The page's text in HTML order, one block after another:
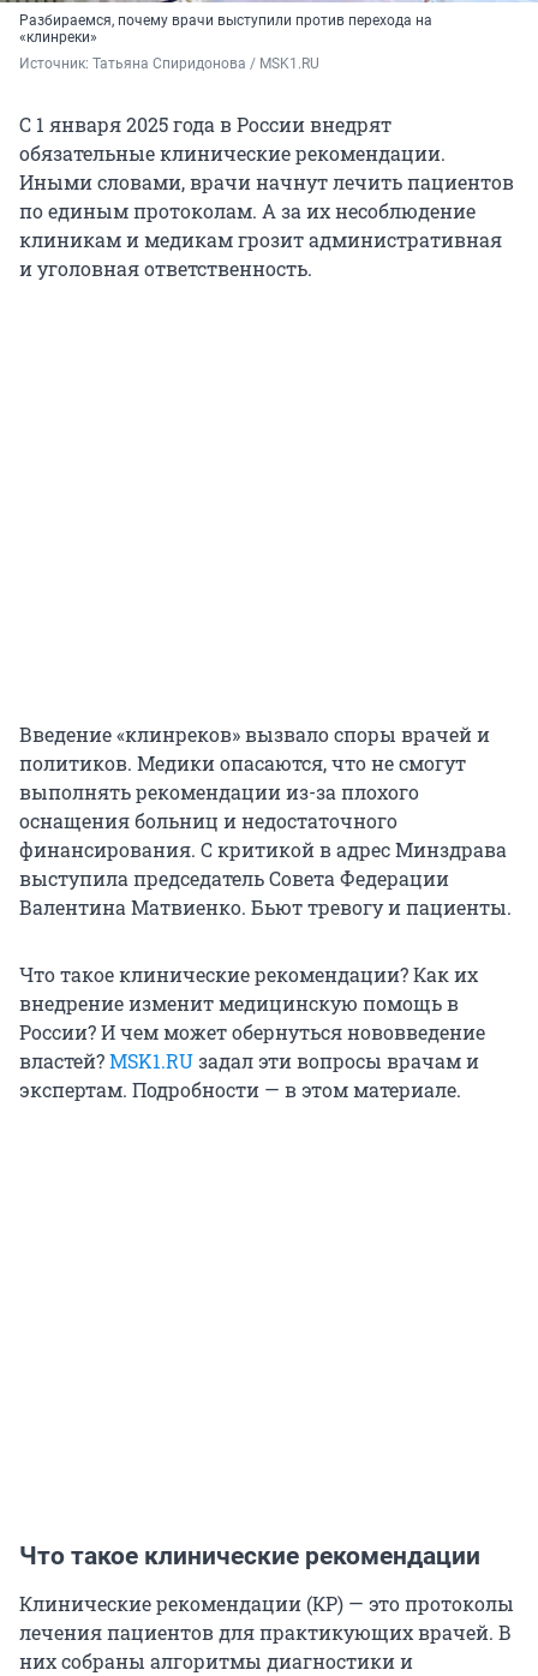
Разбираемся, почему врачи выступили против перехода на
«клинреки»
Источник: Татьяна Спиридонова / MSK1.RU
С 1 января 2025 года в России внедрят
обязательные клинические рекомендации.
Иными словами, врачи начнут лечить пациентов
по единым протоколам. А за их несоблюдение
клиникам и медикам грозит административная
и уголовная ответственность.
Введение «клинреков» вызвало споры врачей и
политиков. Медики опасаются, что не смогут
выполнять рекомендации из-за плохого
оснащения больниц и недостаточного
финансирования. С критикой в адрес Минздрава
выступила председатель Совета Федерации
Валентина Матвиенко. Бьют тревогу и пациенты.
Что такое клинические рекомендации? Как их
внедрение изменит медицинскую помощь в
России? И чем может обернуться нововведение
властей?MSK1.RUзадал эти вопросы врачам и
экспертам. Подробности — в этом материале.
Что такое клинические рекомендации
Клинические рекомендации (КР) — это протоколы
лечения пациентов для практикующих врачей. В
них собраны алгоритмы диагностики и